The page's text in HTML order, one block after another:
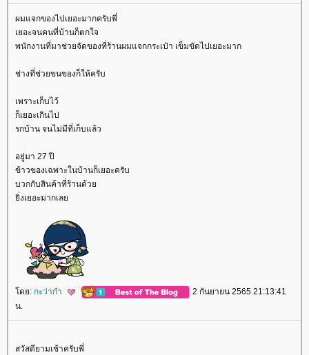
ผมแจกของไปเยอะมากครับพี่
เยอะจนคนที่บ้านก็ตกใจ
พนักงานที่มาช่วยจัดของที่ร้านผมแจกกระเป๋า เข็มขัดไปเยอะมาก
ช่างที่ช่วยขนของก็ให้ครับ
เพราะเก็บไว้
ก็เยอะเกินไป
รกบ้าน จนไม่มีที่เก็บแล้ว
อยู่มา 27 ปี
ข้าวของเฉพาะในบ้านก็เยอะครับ
บวกกับสินค้าที่ร้านด้ว
ิ่งเยอะมากเล
ดย: กะว่าก๋า
2 กันยายน 2565 21:13:41
น.
สวัสดียามเช้าครับพี่